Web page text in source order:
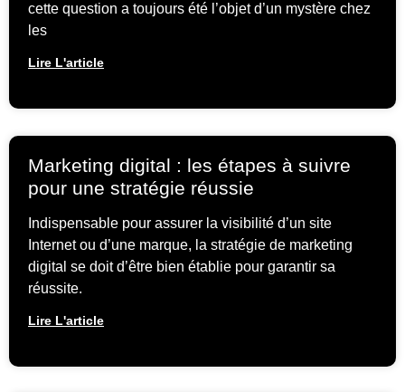
cette question a toujours été l’objet d’un mystère chez
les
Lire L'article
Marketing digital : les étapes à suivre
pour une stratégie réussie
Indispensable pour assurer la visibilité d’un site
Internet ou d’une marque, la stratégie de marketing
digital se doit d’être bien établie pour garantir sa
réussite.
Lire L'article